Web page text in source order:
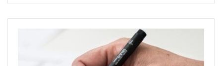
Projektovanje